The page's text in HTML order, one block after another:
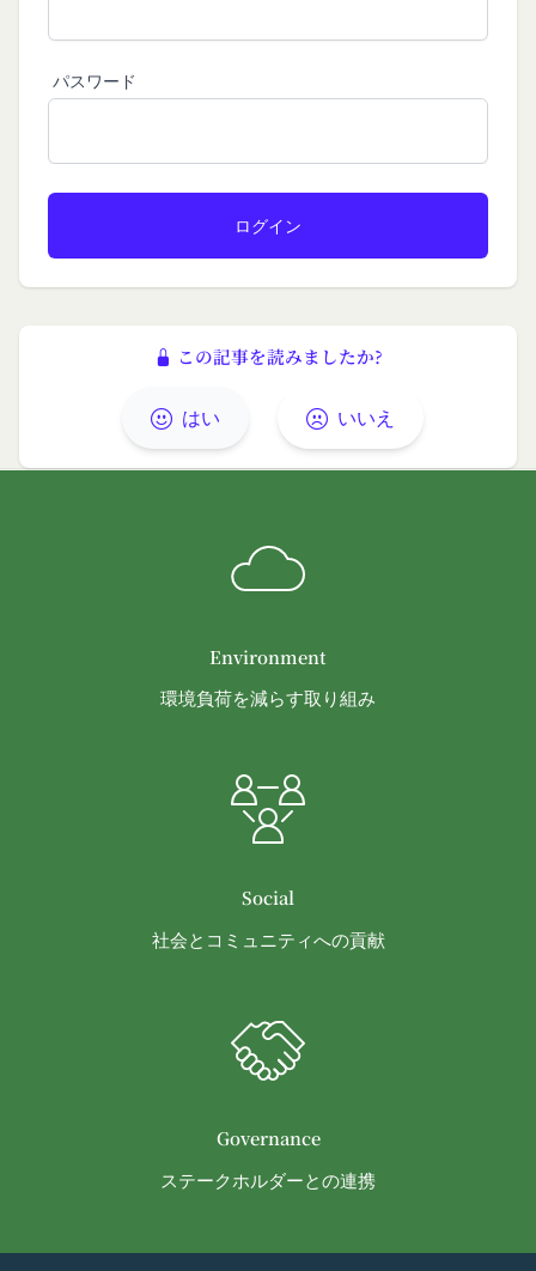
パスワード
この記事を読みましたか?
はい いいえ
Environment
環境負荷を減らす取り組み
Social
社会とコミュニティへの貢献
Governance
ステークホルダーとの連携
当社が前項に定める措置を講じた場合において、当
る義務及び当該措置により会員に生じた損害を賠償
本サービスを通じて会員に提供する文章、イラス
ト、デザイン、写真、画像、ロゴ、アイコン、映
像、プログラム等（以下「コンテンツ」といいま
は全て当社または当社にコンテンツの使用を許諾す
侵害する行為を行わないものとします。
目的の如何を問わず、本サービスのコンテンツその
他掲載内容の全部または一部を権利者の許可なく使
会員は、前2項の規定に違反して第三者との間で問
題が生じた場合、自己の責任と費用においてかかる
たは不利益等を与えないものとします。
をまとめて「提供物」といいます。）に関する知的
財産権等の権利は、従前どおり会員が保持するもの
とし、当社がかかる権利を取得することはありませ
前項にかかわらず、会員は当社に対し、提供物に関
し、無償、地域無限定、非独占的、サブライセンス
す。）に関する権利を付与するものとします。
会員は、提供物について、自らが使用等についての
適法な権利を有していることおよび提供物が第三者
会員は、当社および当社から提供物の権利を承継し